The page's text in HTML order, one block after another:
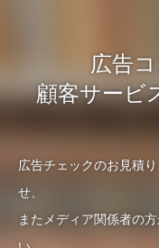
広告
顧客サービ
広告チェックのお見積
せ、
またメディア関係者の